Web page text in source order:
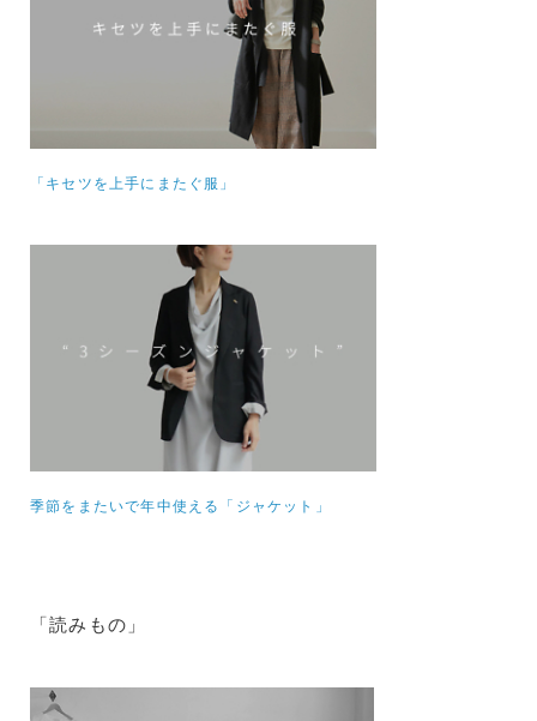
「キセツを上手にまたぐ服」
季節をまたいで年中使える「ジャケット」
「読みもの」